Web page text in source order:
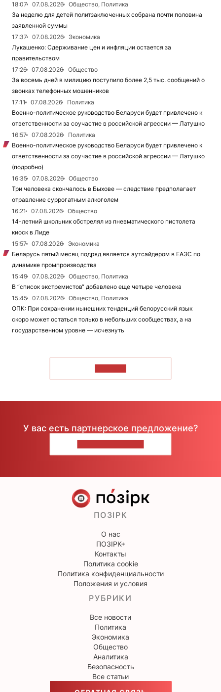
18:07
07.08.2026
Общество, Политика
За неделю для детей политзаключенных собрана почти половина
заявленной суммы
17:37
07.08.2026
Экономика
Лукашенко: Сдерживание цен и инфляции остается за
правительством
17:26
07.08.2026
Общество
За восемь дней в милицию поступило более 2,5 тыс. сообщений о
звонках телефонных мошенников
17:11
07.08.2026
Политика
Военно-политическое руководство Беларуси будет привлечено к
ответственности за соучастие в российской агрессии — Латушко
16:57
07.08.2026
Политика
Военно-политическое руководство Беларуси будет привлечено к
ответственности за соучастие в российской агрессии — Латушко
(подробно)
16:35
07.08.2026
Общество
Три человека скончалось в Быхове — следствие предполагает
отравление суррогатным алкоголем
16:21
07.08.2026
Общество
14-летний школьник обстрелял из пневматического пистолета
киоск в Лиде
15:57
07.08.2026
Экономика
Беларусь пятый месяц подряд является аутсайдером в ЕАЭС по
динамике промпроизводства
15:49
07.08.2026
Общество, Политика
В “список экстремистов“ добавлено еще четыре человека
15:45
07.08.2026
Общество, Политика
ОПК: При сохранении нынешних тенденций белорусский язык
скоро может остаться только в небольших сообществах, а на
государственном уровне — исчезнуть
У вас есть партнерское предложение?
ПОЗІРК
О нас
ПОЗІРК+
Контакты
Политика cookie
Политика конфиденциальности
Положения и условия
РУБРИКИ
Все новости
Политика
Экономика
Общество
Аналитика
Безопасность
Все статьи